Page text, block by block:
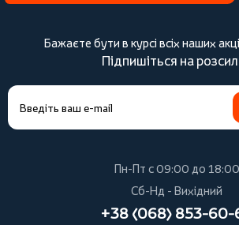
Бажаєте бути в курсі всіх наших
Підпишіться на
Пн-Пт с 09:00 до 18:00
Сб-Нд - Вихідний
+38 (068) 853-60-